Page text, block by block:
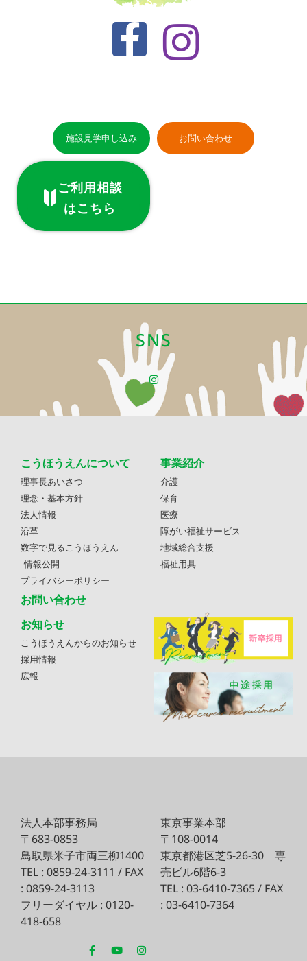
施設見学申し込み お問い合わせ
ご利用相談
はこちら
SNS
こうほうえんについて
理事長あいさつ
理念・基本方針
法人情報
沿革
数字で見るこうほうえん
情報公開
プライバシーポリシー
お問い合わせ
事業紹介
介護
保育
医療
障がい福祉サービス
地域総合支援
福祉用具
お知らせ
こうほうえんからのお知らせ
採用情報
広報
法人本部事務局
〒683-0853
鳥取県米子市両三柳1400
TEL : 0859-24-3111 / FAX
: 0859-24-3113
フリーダイヤル : 0120-
418-658
東京事業本部
〒108-0014
東京都港区芝5-26-30 専
売ビル6階6-3
TEL : 03-6410-7365 / FAX
: 03-6410-7364